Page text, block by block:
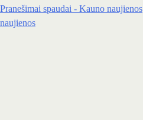
Pranešimai spaudai - Kauno naujienos
naujienos